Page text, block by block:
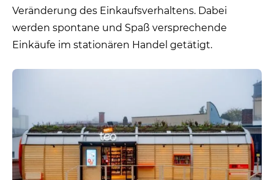
Veränderung des Einkaufsverhaltens. Dabei
werden spontane und Spaß versprechende
Einkäufe im stationären Handel getätigt.